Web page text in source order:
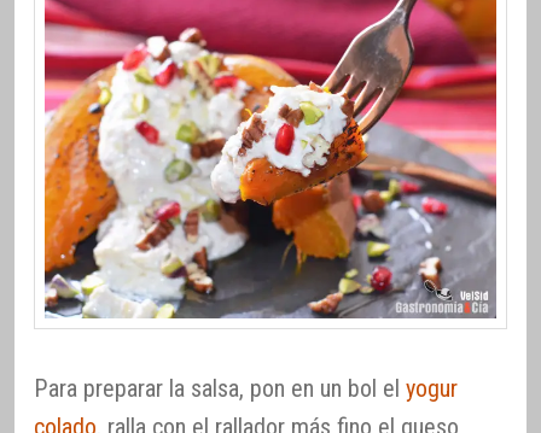
Para preparar la salsa, pon en un bol el yogur
colado, ralla con el rallador más fino el queso